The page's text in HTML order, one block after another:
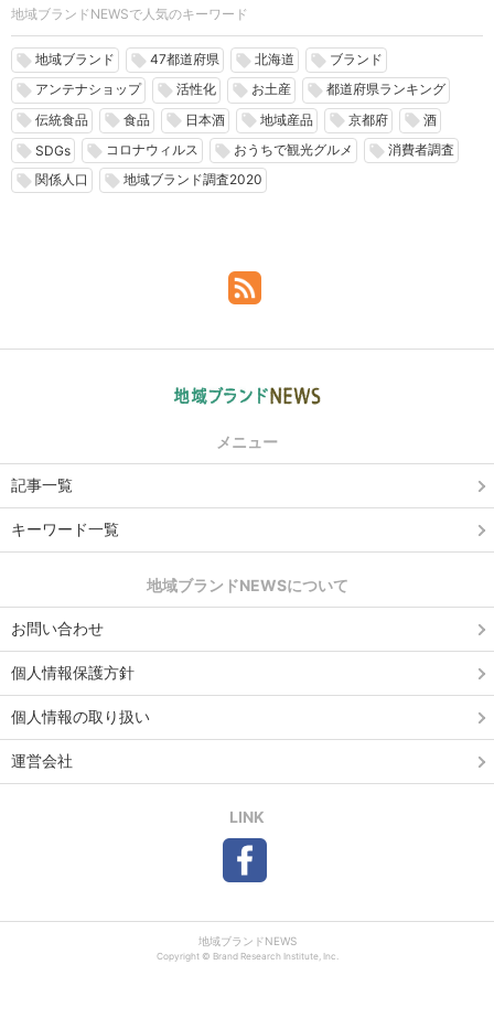
地域ブランドNEWSで人気のキーワード
local_offer 地域ブランド local_offer 47都道府県 local_offer 北海道 local_offer ブランド
local_offer アンテナショップ local_offer 活性化 local_offer お土産 local_offer 都道府県ランキング
local_offer 伝統食品 local_offer 食品 local_offer 日本酒 local_offer 地域産品 local_offer 京都府 local_offer 酒
local_offer SDGs local_offer コロナウィルス local_offer おうちで観光グルメ local_offer 消費者調査
local_offer 関係人口 local_offer 地域ブランド調査2020
メニュー
記事一覧
キーワード一覧
地域ブランドNEWSについて
お問い合わせ
個人情報保護方針
個人情報の取り扱い
運営会社
LINK
地域ブランドNEWS
Copyright © Brand Research Institute, Inc.